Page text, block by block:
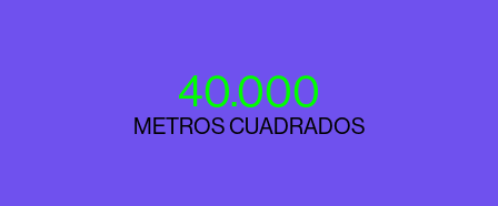
40.000
METROS CUADRADOS